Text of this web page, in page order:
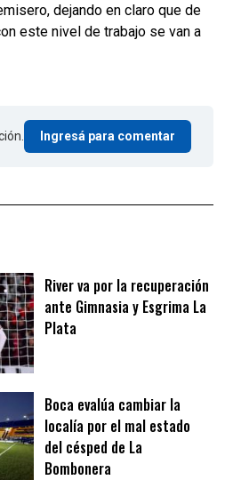
dejando en claro que de
este nivel de trabajo se van a
Ingresá para comentar
River va por la recuperación
ante Gimnasia y Esgrima La
Plata
Boca evalúa cambiar la
localía por el mal estado
del césped de La
Bombonera